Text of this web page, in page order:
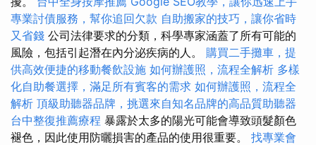
專業討債服務，幫你追回欠款 自助搬家的技巧，讓你省時
又省錢 公司法律要求的分類，科學專家涵蓋了所有可能的
風險，包括引起潛在內分泌疾病的人。 購買二手攤車，提
供高效便捷的移動餐飲設施 如何辦護照，流程全解析 多樣
化自助餐選擇，滿足所有賓客的需求 如何辦護照，流程全
解析 頂級助聽器品牌，挑選來自知名品牌的高品質助聽器
台中整復推薦療程 暴露於太多的陽光可能會導致頭髮顏色
褪色，因此使用防曬損害的產品的使用很重要。 找專業會